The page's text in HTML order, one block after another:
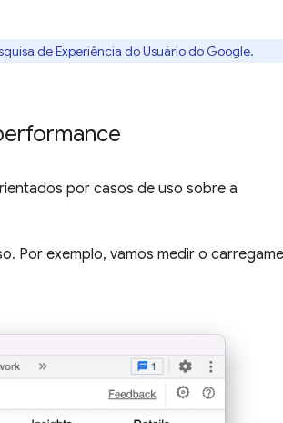
de Experiência do Usuário do Google.
por casos de uso sobre a
Por exemplo, vamos medir o